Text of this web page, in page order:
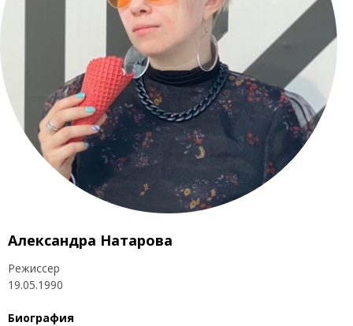
Александра Натарова
Режиссер
19.05.1990
Биография